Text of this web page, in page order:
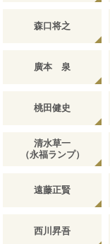
森口将之
廣本 泉
桃田健史
清水草一
（永福ランプ）
遠藤正賢
西川昇吾